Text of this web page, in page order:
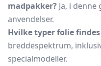
madpakker? Ja, i denne
anvendelser.
Hvilke typer folie findes
breddespektrum,
specialmodeller.